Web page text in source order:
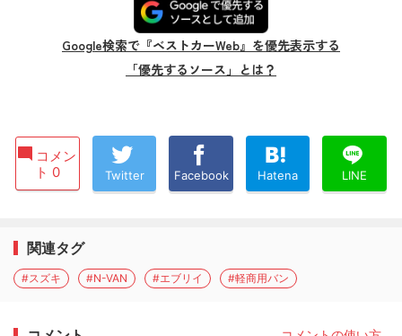
Google検索で『ベストカーWeb』を優先表示する
「優先するソース」とは？
コメン
ト 0
Twitter Facebook Hatena LINE
関連タグ
#スズキ #N-VAN #エブリイ #軽商用バン